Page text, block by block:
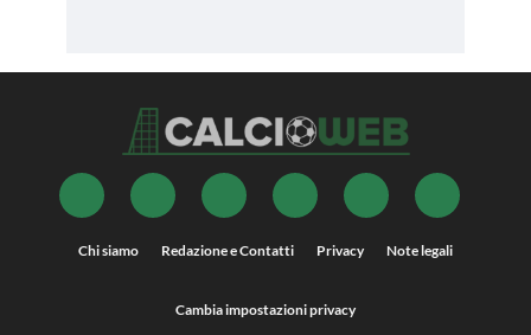
Chi siamo Redazione e Contatti Privacy Note legali
Cambia impostazioni privacy